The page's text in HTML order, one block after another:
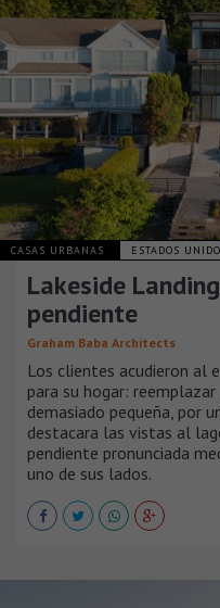
CASAS URBANAS ESTADOS
Lakeside
pendiente
Graham Baba Architects
Los clientes acudieron al
para su hogar:
demasiado pequeña, por
destacara las vistas al
pendiente pronunciada
uno de sus lados.